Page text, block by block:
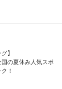
】
の夏休み人気スポ
！